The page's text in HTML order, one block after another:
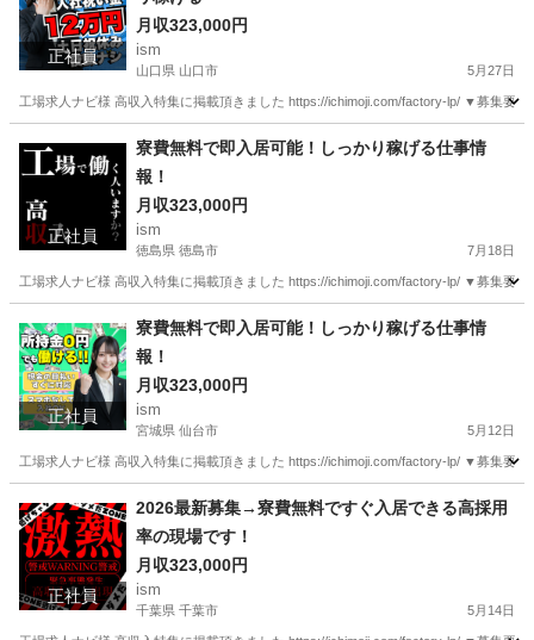
正社員
月収323,000円
ism
山口県 山口市 5月27日
工場求人ナビ様 高収入特集に掲載頂きました https://ichimoji.com/factory-lp/ ▼募集要
工場 最新
正社員
寮費無料で即入居可能！しっかり稼げる仕事情
報！
月収323,000円
ism
徳島県 徳島市 7月18日
工場求人ナビ様 高収入特集に掲載頂きました https://ichimoji.com/factory-lp/ ▼募集要
工場 情報
正社員
寮費無料で即入居可能！しっかり稼げる仕事情
報！
月収323,000円
ism
宮城県 仙台市 5月12日
工場求人ナビ様 高収入特集に掲載頂きました https://ichimoji.com/factory-lp/ ▼募集要
工場 情報
正社員
2026最新募集→寮費無料ですぐ入居できる高採用
率の現場です！
月収323,000円
ism
千葉県 千葉市 5月14日